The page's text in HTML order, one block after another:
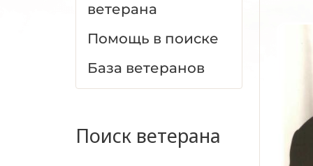
ветерана
Помощь в поиске
База ветеранов
Поиск ветерана